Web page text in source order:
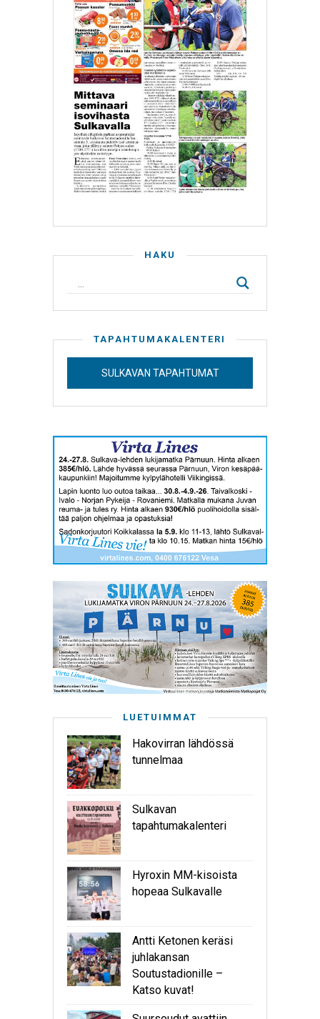
HAKU
TAPAHTUMAKALENTERI
SULKAVAN TAPAHTUMAT
LUETUIMMAT
Hakovirran lähdössä
tunnelmaa
Sulkavan
tapahtumakalenteri
Hyroxin MM-kisoista
hopeaa Sulkavalle
Antti Ketonen keräsi
juhlakansan
Soutustadionille –
Katso kuvat!